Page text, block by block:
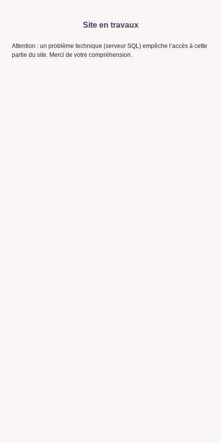
Site en travaux
Attention : un problème technique (serveur SQL) empêche l’accès à cette
partie du site. Merci de votre compréhension.